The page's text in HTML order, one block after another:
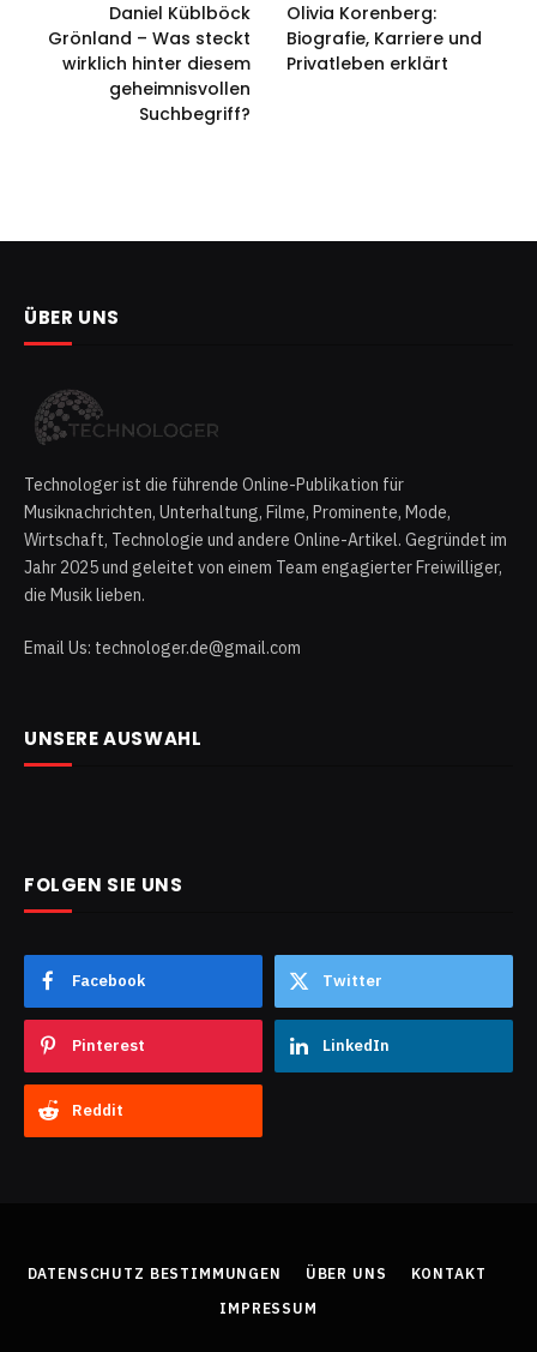
Daniel Küblböck
Grönland – Was steckt
wirklich hinter diesem
geheimnisvollen
Suchbegriff?
Olivia Korenberg:
Biografie, Karriere und
Privatleben erklärt
ÜBER UNS
Technologer ist die führende Online-Publikation für
Musiknachrichten, Unterhaltung, Filme, Prominente, Mode,
Wirtschaft, Technologie und andere Online-Artikel. Gegründet im
Jahr 2025 und geleitet von einem Team engagierter Freiwilliger,
die Musik lieben.
Email Us: technologer.de@gmail.com
UNSERE AUSWAHL
FOLGEN SIE UNS
Facebook Twitter
Pinterest LinkedIn
Reddit
DATENSCHUTZ BESTIMMUNGEN ÜBER UNS
KONTAKT
IMPRESSUM